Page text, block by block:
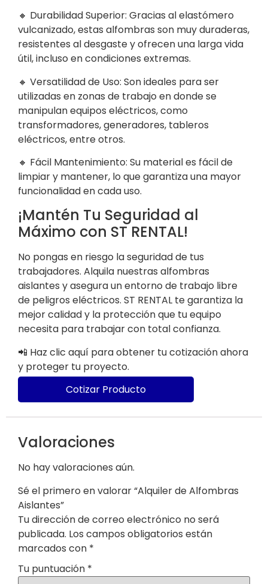
🔸 Durabilidad Superior: Gracias al elastómero
vulcanizado, estas alfombras son muy duraderas,
resistentes al desgaste y ofrecen una larga vida
útil, incluso en condiciones extremas.
🔸 Versatilidad de Uso: Son ideales para ser
utilizadas en zonas de trabajo en donde se
manipulan equipos eléctricos, como
transformadores, generadores, tableros
eléctricos, entre otros.
🔸 Fácil Mantenimiento: Su material es fácil de
limpiar y mantener, lo que garantiza una mayor
funcionalidad en cada uso.
¡Mantén Tu Seguridad al
Máximo con ST RENTAL!
No pongas en riesgo la seguridad de tus
trabajadores. Alquila nuestras alfombras
aislantes y asegura un entorno de trabajo libre
de peligros eléctricos. ST RENTAL te garantiza la
mejor calidad y la protección que tu equipo
necesita para trabajar con total confianza.
📲 Haz clic aquí para obtener tu cotización ahora
y proteger tu proyecto.
Cotizar Producto
Valoraciones
No hay valoraciones aún.
Sé el primero en valorar “Alquiler de Alfombras
Aislantes”
Tu dirección de correo electrónico no será
publicada. Los campos obligatorios están
marcados con *
Tu puntuación *